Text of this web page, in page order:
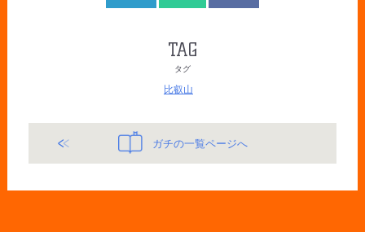
TAG
タグ
比叡山
ガチの一覧ページへ